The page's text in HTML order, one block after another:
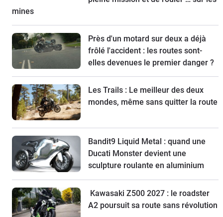
mines
Près d'un motard sur deux a déjà
frôlé l'accident : les routes sont-
elles devenues le premier danger ?
Les Trails : Le meilleur des deux
mondes, même sans quitter la route
Bandit9 Liquid Metal : quand une
Ducati Monster devient une
sculpture roulante en aluminium
Kawasaki Z500 2027 : le roadster
A2 poursuit sa route sans révolution